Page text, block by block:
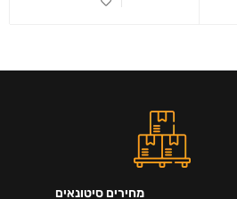
מחירים סיטונאים